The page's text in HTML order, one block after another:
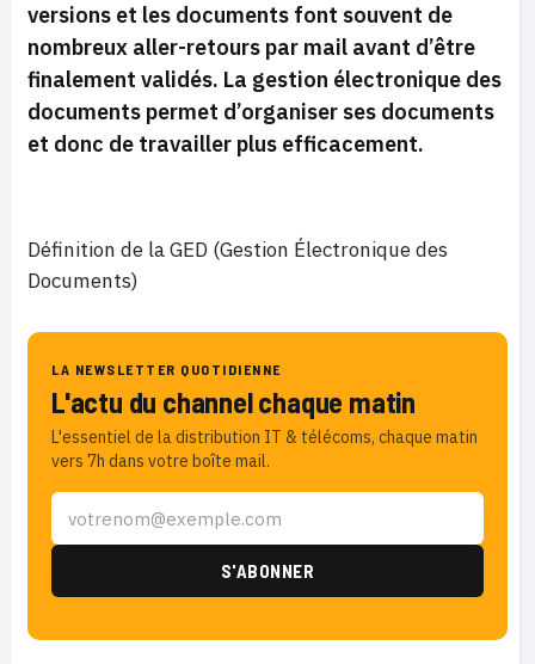
versions et les documents font souvent de
nombreux aller-retours par mail avant d’être
finalement validés. La gestion électronique des
documents permet d’organiser ses documents
et donc de travailler plus efficacement.
Définition de la GED (Gestion Électronique des
Documents)
LA NEWSLETTER QUOTIDIENNE
L'actu du channel chaque matin
L'essentiel de la distribution IT & télécoms, chaque matin
vers 7h dans votre boîte mail.